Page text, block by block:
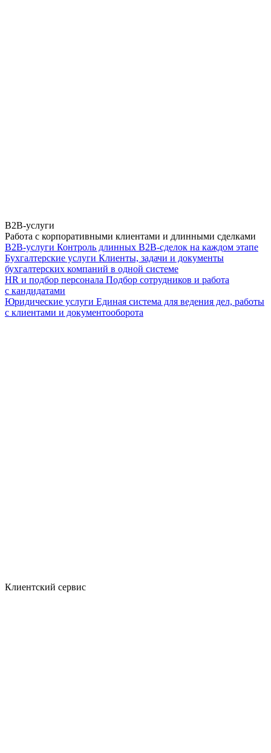
B2B-услуги
Работа с корпоративными клиентами и длинными сделками
B2B-услуги Контроль длинных B2B-сделок на каждом этапе
Бухгалтерские услуги Клиенты, задачи и документы
бухгалтерских компаний в одной системе
HR и подбор персонала Подбор сотрудников и работа
с кандидатами
Юридические услуги Единая система для ведения дел, работы
с клиентами и документооборота
Клиентский сервис